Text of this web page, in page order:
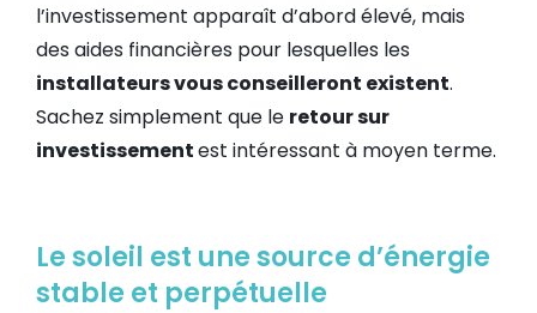
l’investissement apparaît d’abord élevé, mais
des aides financières pour lesquelles les
installateurs vous conseilleront existent.
Sachez simplement que le retour sur
investissementest intéressant à moyen terme.
Le soleil est une source d’énergie
stable et perpétuelle